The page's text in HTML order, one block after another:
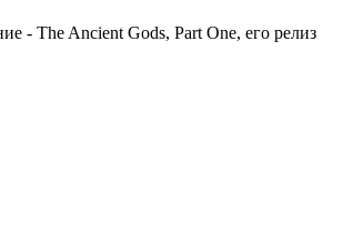
- The Ancient Gods, Part One, его релиз